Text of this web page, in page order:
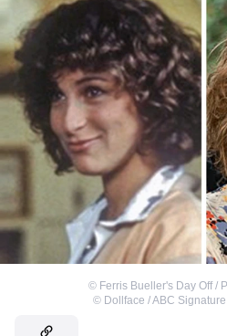
© Ferris Bueller's Day Off /
© Dollface / ABC